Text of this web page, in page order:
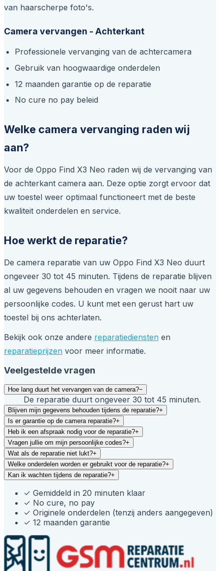
van haarscherpe foto's.
Camera vervangen - Achterkant
Professionele vervanging van de achtercamera
Gebruik van hoogwaardige onderdelen
12 maanden garantie op de reparatie
No cure no pay beleid
Welke camera vervanging raden wij
aan?
Voor de Oppo Find X3 Neo raden wij de vervanging van
de achterkant camera aan. Deze optie zorgt ervoor dat
uw toestel weer optimaal functioneert met de beste
kwaliteit onderdelen en service.
Hoe werkt de reparatie?
De camera reparatie van uw Oppo Find X3 Neo duurt
ongeveer 30 tot 45 minuten. Tijdens de reparatie blijven
al uw gegevens behouden en vragen we nooit naar uw
persoonlijke codes. U kunt met een gerust hart uw
toestel bij ons achterlaten.
Bekijk ook onze andere reparatiediensten en
reparatieprijzen voor meer informatie.
Veelgestelde vragen
Hoe lang duurt het vervangen van de camera?−
De reparatie duurt ongeveer 30 tot 45 minuten.
Blijven mijn gegevens behouden tijdens de reparatie?+
Is er garantie op de camera reparatie?+
Heb ik een afspraak nodig voor de reparatie?+
Vragen jullie om mijn persoonlijke codes?+
Wat als de reparatie niet lukt?+
Welke onderdelen worden er gebruikt voor de reparatie?+
Kan ik wachten tijdens de reparatie?+
✓ Gemiddeld in 20 minuten klaar
✓ No cure, no pay
✓ Originele onderdelen (tenzij anders aangegeven)
✓ 12 maanden garantie